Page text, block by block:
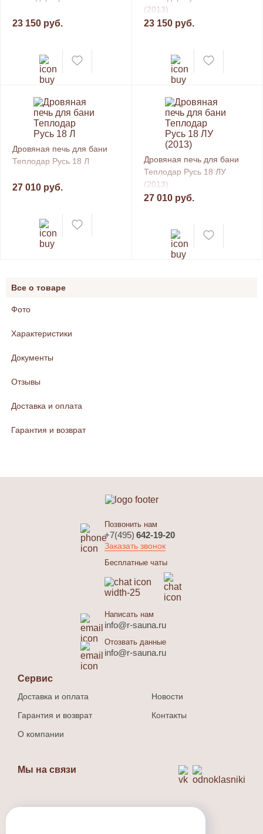
23 150 руб.
(2013)
23 150 руб.
Дровяная печь для бани
Теплодар Русь 18 Л
27 010 руб.
Дровяная печь для бани
Теплодар Русь 18 ЛУ
(2013)
27 010 руб.
Все о товаре
Фото
Характеристики
Документы
Отзывы
Доставка и оплата
Гарантия и возврат
Позвонить нам
+7(495) 642-19-20
Заказать звонок
Бесплатные чаты
Написать нам
info@r-sauna.ru
Отозвать данные
info@r-sauna.ru
Сервис
Доставка и оплата
Гарантия и возврат
О компании
Новости
Контакты
Мы на связи